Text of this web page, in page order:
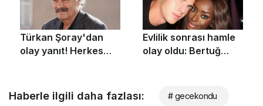
Haberle ilgili daha fazlası: # gecekondu